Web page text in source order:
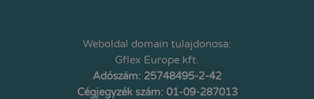
Weboldal domain tulajdonosa:
Gflex Europe kft.
Adószám: 25748495-2-42
Cégjegyzék szám: 01-09-287013